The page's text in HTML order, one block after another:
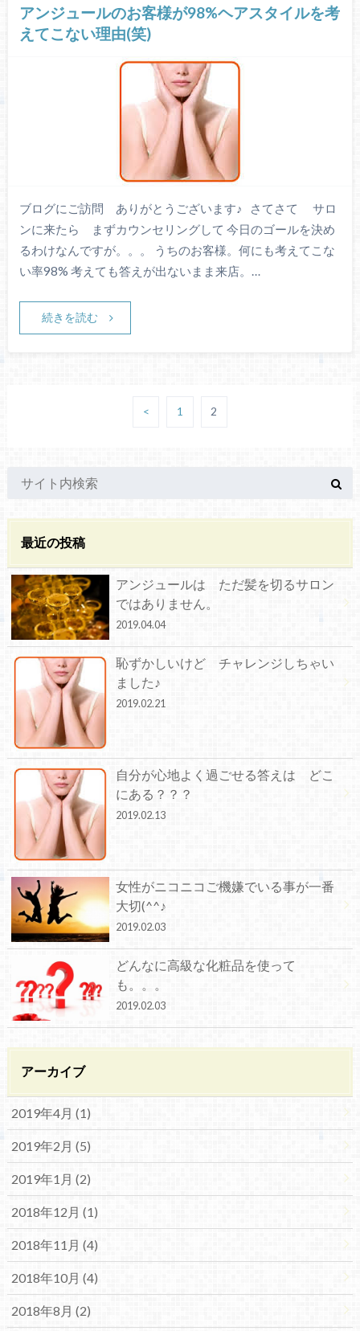
アンジュールのお客様が98%ヘアスタイルを考
えてこない理由(笑)
ブログにご訪問 ありがとうございます♪ さてさて サロ
ンに来たら まずカウンセリングして 今日のゴールを決め
るわけなんですが。。。 うちのお客様。何にも考えてこな
い率98% 考えても答えが出ないまま来店。…
続きを読む
< 1 2
最近の投稿
アンジュールは ただ髪を切るサロン
ではありません。
2019.04.04
恥ずかしいけど チャレンジしちゃい
ました♪
2019.02.21
自分が心地よく過ごせる答えは どこ
にある？？？
2019.02.13
女性がニコニコご機嫌でいる事が一番
大切(^^♪
2019.02.03
どんなに高級な化粧品を使って
も。。。
2019.02.03
アーカイブ
2019年4月 (1)
2019年2月 (5)
2019年1月 (2)
2018年12月 (1)
2018年11月 (4)
2018年10月 (4)
2018年8月 (2)